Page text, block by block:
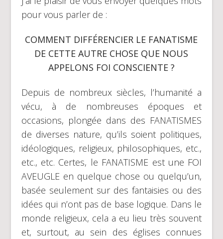
pour vous parler de :
COMMENT DIFFÉRENCIER LE FANATISME
DE CETTE AUTRE CHOSE QUE NOUS
APPELONS FOI CONSCIENTE ?
Depuis de nombreux siècles, l’humanité a
vécu, à de nombreuses époques et
occasions, plongée dans des FANATISMES
de diverses nature, qu’ils soient politiques,
idéologiques, religieux, philosophiques, etc.,
etc., etc. Certes, le FANATISME est une FOI
AVEUGLE en quelque chose ou quelqu’un,
basée seulement sur des fantaisies ou des
idées qui n’ont pas de base logique. Dans le
monde religieux, cela a eu lieu très souvent
et, surtout, au sein des églises connues